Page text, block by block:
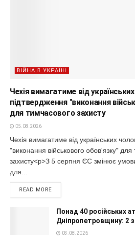
ВІЙНА В УКРАЇНІ
Чехія вимагатиме від українських
підтвердження "виконання
для тимчасового захисту
05.08.2026
Чехія вимагатиме від українських
"виконання військового обов'язку" для
захисту<p>З 5 серпня ЄС змінює
для...
READ MORE
Понад 40 російських
Дніпропетровщину: 2
03.08.2026